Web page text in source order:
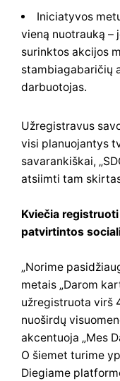
Iniciatyvos
vieną nuotrauką –
surinktos akcijos
stambiagabaričių
darbuotojas.
Užregistravus
visi planuojantys
savarankiškai,
atsiimti tam
Kviečia
patvirtintos
„Norime
metais „Darom
užregistruota virš
nuoširdų
akcentuoja „Mes
O šiemet turime
Diegiame